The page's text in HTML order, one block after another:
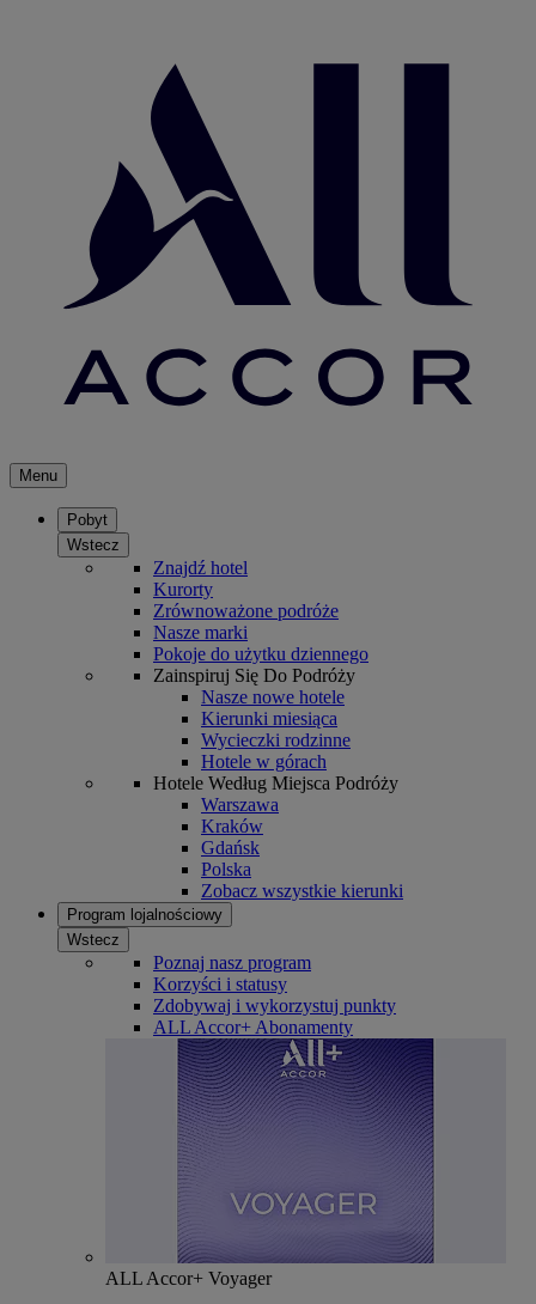
Menu
Pobyt
Wstecz
Znajdź hotel
Kurorty
Zrównoważone podróże
Nasze marki
Pokoje do użytku dziennego
Zainspiruj Się Do Podróży
Nasze nowe hotele
Kierunki miesiąca
Wycieczki rodzinne
Hotele w górach
Hotele Według Miejsca Podróży
Warszawa
Kraków
Gdańsk
Polska
Zobacz wszystkie kierunki
Program lojalnościowy
Wstecz
Poznaj nasz program
Korzyści i statusy
Zdobywaj i wykorzystuj punkty
ALL Accor+ Abonamenty
ALL Accor+ Voyager